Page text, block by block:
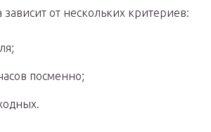
зависит от нескольких критериев:
посменно;